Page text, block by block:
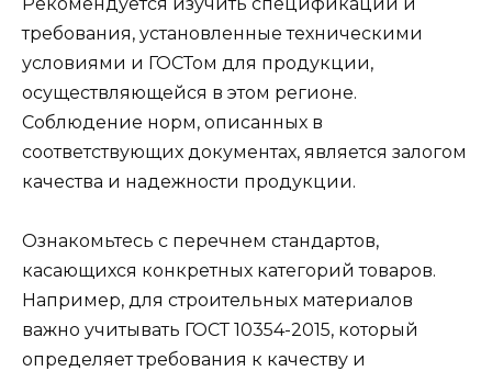
требования, установленные техническими
условиями и ГОСТом для продукции,
осуществляющейся в этом регионе.
Соблюдение норм, описанных в
соответствующих документах, является залогом
качества и надежности продукции.
Ознакомьтесь с перечнем стандартов,
касающихся конкретных категорий товаров.
Например, для строительных материалов
важно учитывать ГОСТ 10354-2015, который
определяет требования к качеству и